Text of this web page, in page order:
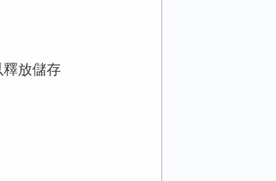
放儲存